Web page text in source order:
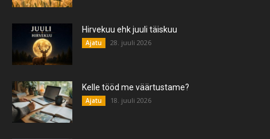
Hirvekuu ehk juuli täiskuu
Ajatu 28. juuli 2026
Kelle tööd me väärtustame?
Ajatu 18. juuli 2026